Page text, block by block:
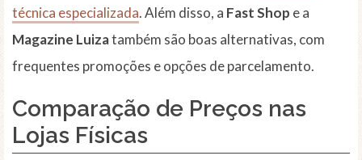
técnica especializada. Além disso, a Fast Shop e a
Magazine Luizatambém são boas alternativas, com
frequentes promoções e opções de parcelamento.
Comparação de Preços nas
Lojas Físicas